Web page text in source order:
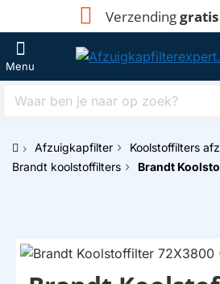
Verzendinggratis
Waar
naar
oph
Afzuigkapfilter
Koolstoffilters
Brandt koolstoffilters
Brandt